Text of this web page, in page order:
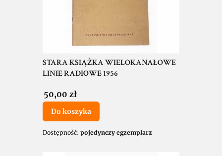
STARA KSIĄŻKA WIELOKANAŁOWE
LINIE RADIOWE 1956
Cena
50,00 zł
Do koszyka
Dostępność: pojedynczy egzemplarz